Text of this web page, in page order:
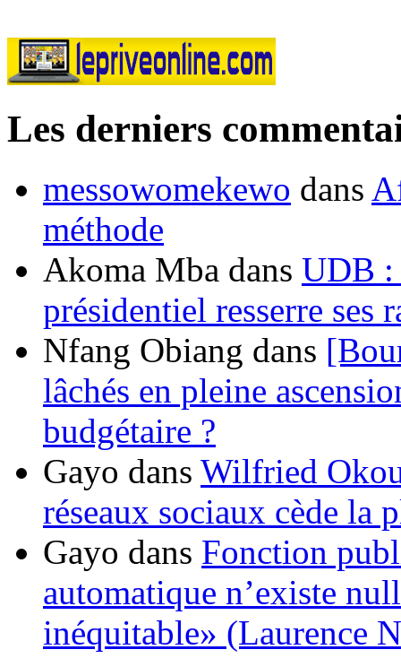
Les derniers
messowomekewo dans
méthode
Akoma Mba dans UDB :
présidentiel resserre ses
Nfang Obiang dans
lâchés en pleine
budgétaire ?
Gayo dans Wilfried
réseaux sociaux cède la
Gayo dans Fonction
automatique n’existe
inéquitable» (Laurence